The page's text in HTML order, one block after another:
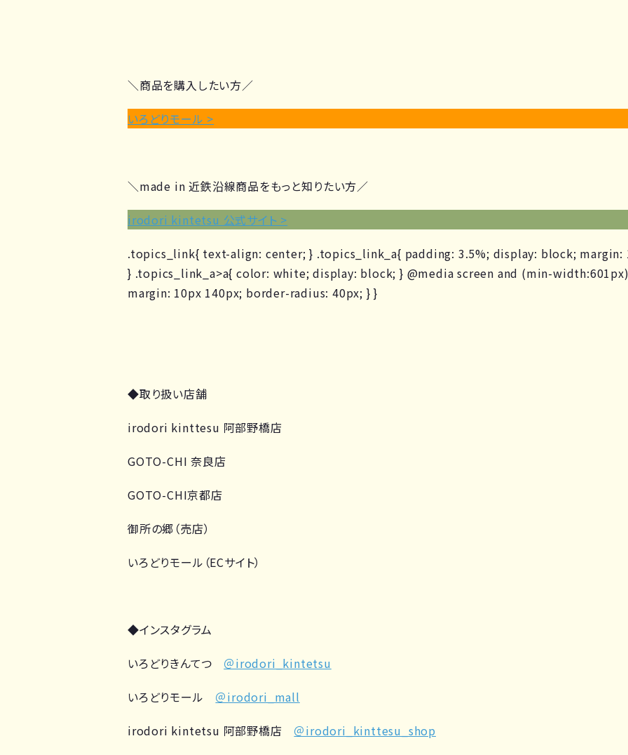
＼商品を購入したい方／
いろどりモール >
＼made in 近鉄沿線商品をもっと知りたい方／
irodori kintetsu 公式サイト >
.topics_link{ text-align: center; } .topics_link_a{ padding: 3.5%; display: block; margin:
} .topics_link_a>a{ color: white; display: block; } @media screen and (min-
margin: 10px 140px; border-radius: 40px; } }
◆取り扱い店舗
irodori kinttesu 阿部野橋店
GOTO-CHI 奈良店
GOTO-CHI京都店
御所の郷（売店）
いろどりモール（ECサイト）
◆インスタグラム
いろどりきんてつ ＠irodori_kintetsu
いろどりモール ＠irodori_mall
irodori kintetsu 阿部野橋店 ＠irodori_kinttesu_shop